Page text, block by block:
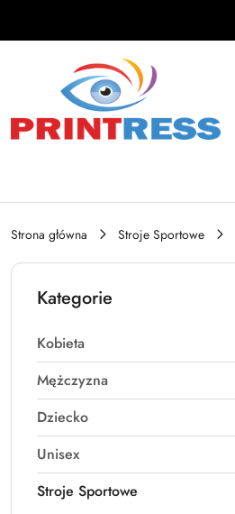
Strona główna Stroje Sportowe
Kategorie
Kobieta
Mężczyzna
Dziecko
Unisex
Stroje Sportowe